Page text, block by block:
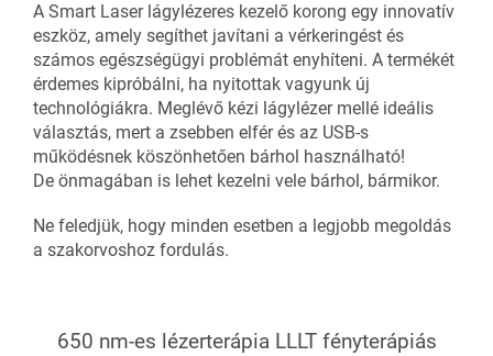
A Smart Laser lágylézeres kezelő korong egy innovatív
eszköz, amely segíthet javítani a vérkeringést és
számos egészségügyi problémát enyhíteni. A termékét
érdemes kipróbálni, ha nyitottak vagyunk új
technológiákra. Meglévő kézi lágylézer mellé ideális
választás, mert a zsebben elfér és az USB-s
működésnek köszönhetően bárhol használható!
De önmagában is lehet kezelni vele bárhol, bármikor.
Ne feledjük, hogy minden esetben a legjobb megoldás
a szakorvoshoz fordulás.
650 nm-es lézerterápia LLLT fényterápiás